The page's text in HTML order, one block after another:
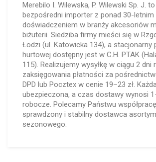
Merebilo I. Wilewska, P. Wilewski Sp. J.
bezpośredni importer z ponad 30-letnim
doświadczeniem w branży akcesoriów
biżuterii. Siedziba firmy mieści się w
Łodzi (ul. Katowicka 134), a stacjonarny
hurtowej dostępny jest w C.H. PTAK
115). Realizujemy wysyłkę w ciągu 2
zaksięgowania płatności za
DPD lub Pocztex w cenie 19–23 zł.
ubezpieczona, a czas dostawy wynosi
robocze. Polecamy Państwu
sprawdzony i stabilny dostawca
sezonowego.